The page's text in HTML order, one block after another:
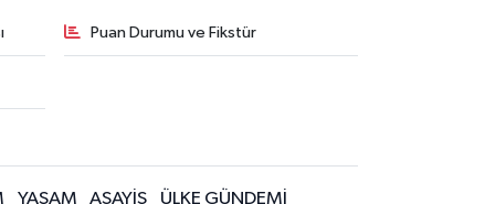
Puan Durumu ve Fikstür
YAŞAM ASAYİŞ ÜLKE GÜNDEMİ